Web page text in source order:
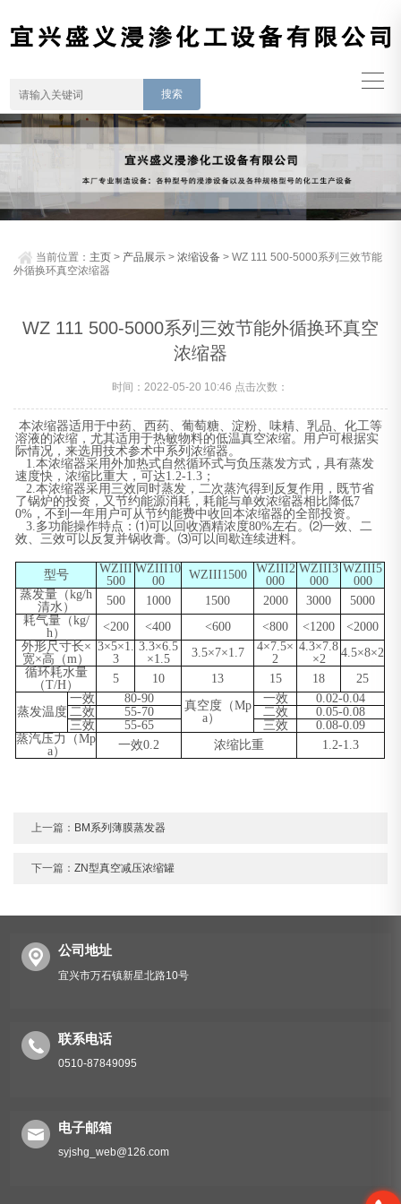
当前位置： 主页 > 产品展示 >浓缩设备 > WZ 111 500-5000系列三效节能
外循换环真空浓缩器
WZ 111 500-5000系列三效节能外循换环真空
浓缩器
时间：2022-05-20 10:46 点击次数：
本浓缩器适用于中药、西药、葡萄糖、淀粉、味精、乳品、化工等
溶液的浓缩，尤其适用于热敏物料的低温真空浓缩。用户可根据实
际情况，来选用技术参术中系列浓缩器。
1.本浓缩器采用外加热式自然循环式与负压蒸发方式，具有蒸发
速度快，浓缩比重大，可达1.2-1.3；
2.本浓缩器采用三效同时蒸发，二次蒸汽得到反复作用，既节省
了锅炉的投资，又节约能源消耗，耗能与单效浓缩器相比降低7
0%，不到一年用户可从节约能费中收回本浓缩器的全部投资。
3.多功能操作特点：⑴可以回收酒精浓度80%左右。⑵一效、二
效、三效可以反复并锅收膏。⑶可以间歇连续进料。
型号
WZIII
500
WZIII10
00
WZIII1500
WZIII2
000
WZIII3
000
WZIII5
000
蒸发量（kg/h
清水）
500 1000 1500 2000 3000
5000
耗气量（kg/
h）
<200 <400 <600 <800 <1200
<2000
外形尺寸长×
宽×高（m）
3×5×1.
3
3.3×6.5
×1.5 3.5×7×1.7 4×7.5×
2
4.3×7.8
×2 4.5×8×2
循环耗水量
（T/H）
5 10 13 15 18 25
蒸发温度
一效 80-90
真空度（Mp
a）
一效
0.02-0.04
二效
55-70 二效
0.05-0.08
三效
55-65 三效
0.08-0.09
蒸汽压力（Mp
a）
一效0.2 浓缩比重 1.2-1.3
上一篇： BM系列薄膜蒸发器
下一篇：ZN型真空减压浓缩罐
公司地址
宜兴市万石镇新星北路10号
联系电话
0510-87849095
电子邮箱
syjshg_web@126.com